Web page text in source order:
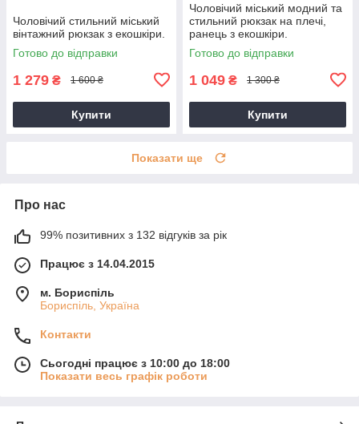
Чоловічий стильний міський
вінтажний рюкзак з екошкіри.
Готово до відправки
1 279 ₴ 1 600 ₴
Купити
Чоловічий міський модний та
стильний рюкзак на плечі,
ранець з екошкіри.
Готово до відправки
1 049 ₴ 1 300 ₴
Купити
Показати ще
Про нас
99% позитивних з 132 відгуків за рік
Працює з 14.04.2015
м. Бориспіль
Бориспіль, Україна
Контакти
Сьогодні працює з 10:00 до 18:00
Показати весь графік роботи